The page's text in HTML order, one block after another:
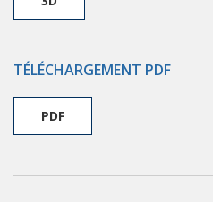
TÉLÉCHARGEMENT PDF
PDF